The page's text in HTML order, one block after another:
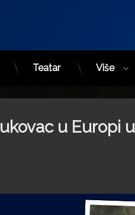
Teatar Više
u Europi